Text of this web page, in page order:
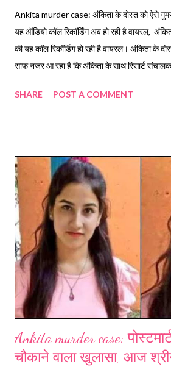
Ankita murder case: अंकिता के दोस्त को ऐसे
यह ऑडियो कॉल रिकॉर्डिंग अब हो रही है वायरल,
की यह कॉल रिकॉर्डिग हो रही है वायरल। अंकिता के
साफ नजर आ रहा है कि अंकिता के साथ रिसार्ट
बताई। मौत से एक दिन पहले अंकिता ने अपने साथ
SHARE POST A COMMENT
Ankita murder case:
चौकाने वाला खुलासा, आज